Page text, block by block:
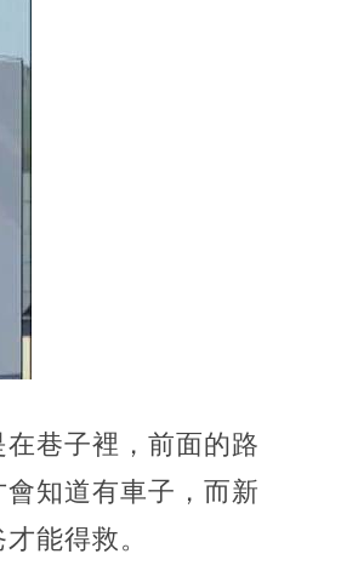
巷子裡，前面的路
知道有車子，而新
能得救。